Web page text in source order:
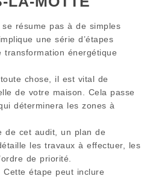
résume pas à de simples
une série d’étapes
énergétique
chose, il est vital de
de votre maison. Cela passe
déterminera les zones à
de cet audit, un plan de
les travaux à effectuer, les
de priorité.
Cette étape peut inclure